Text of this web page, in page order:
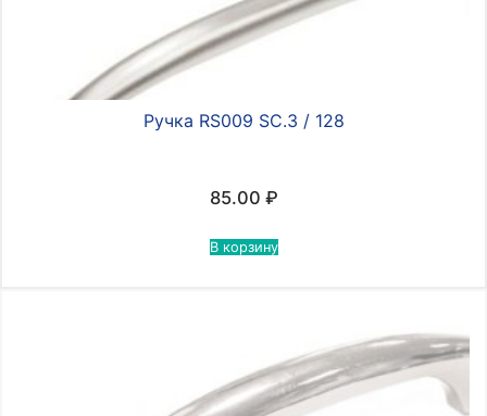
Ручка RS009 SC.3 / 128
85.00 ₽
В корзину